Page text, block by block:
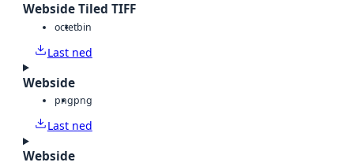
Webside Tiled TIFF
octetbin
Last ned
Webside
pngpng
Last ned
Webside